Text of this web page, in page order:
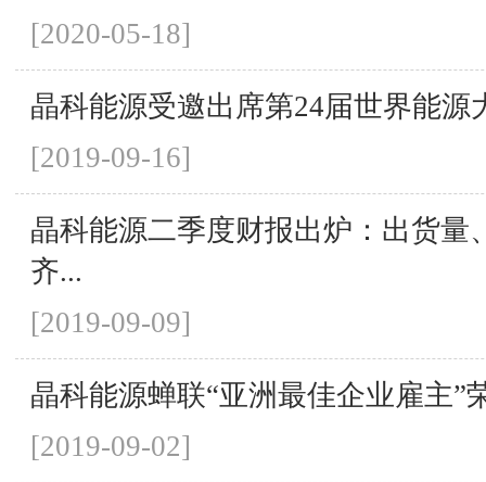
[2020-05-18]
晶科能源受邀出席第24届世界能源
[2019-09-16]
晶科能源二季度财报出炉：出货量
齐...
[2019-09-09]
晶科能源蝉联“亚洲最佳企业雇主”
[2019-09-02]